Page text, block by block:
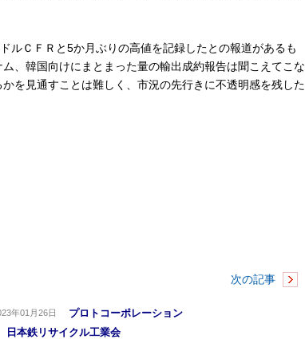
ＣＦＲと5か月ぶりの高値を記録したとの報道があるも
、韓国向けにまとまった量の輸出成約報告は聞こえてこな
を見通すことは難しく、市況の先行きに不透明感を残した
次の記事
年01月26日 プロトコーポレーション
日本鉄リサイクル工業会